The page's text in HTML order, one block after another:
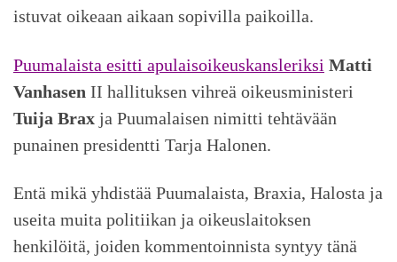
istuvat oikeaan aikaan sopivilla paikoilla.
Puumalaista esitti apulaisoikeuskansleriksi Matti
Vanhasen II hallituksen vihreä oikeusministeri
Tuija Brax ja Puumalaisen nimitti tehtävään
punainen presidentti Tarja Halonen.
Entä mikä yhdistää Puumalaista, Braxia, Halosta ja
useita muita politiikan ja oikeuslaitoksen
henkilöitä, joiden kommentoinnista syntyy tänä